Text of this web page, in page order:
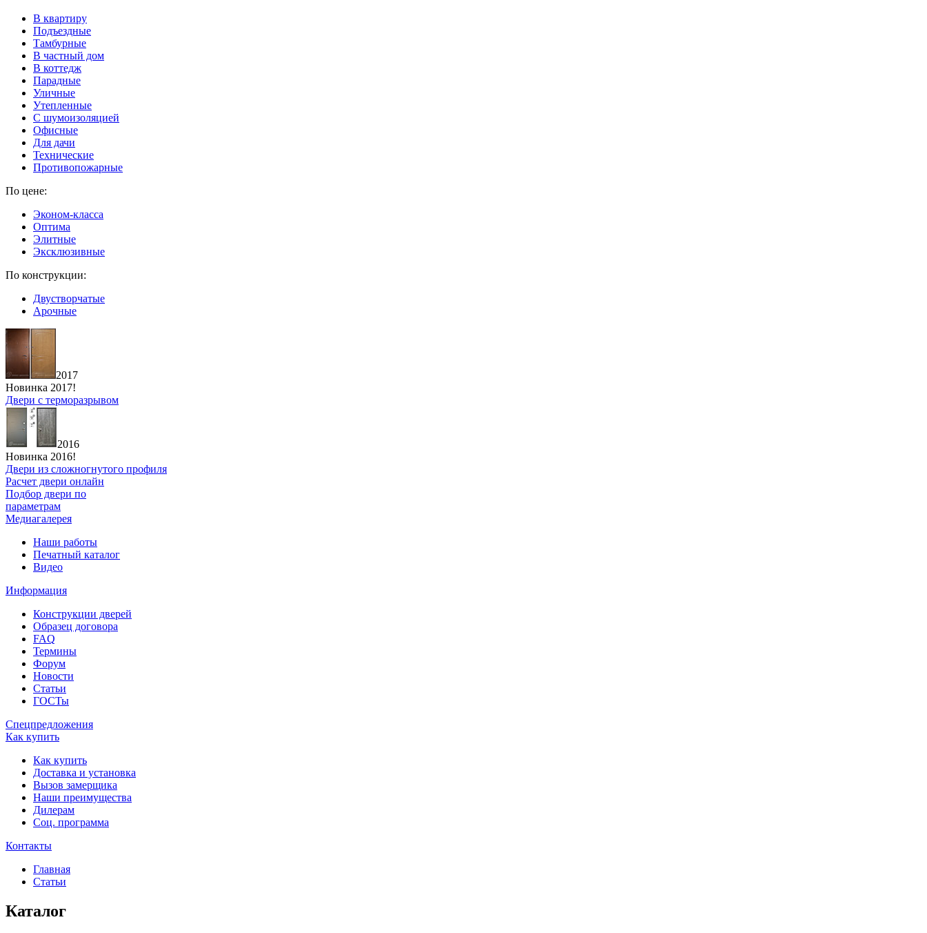
В квартиру
Подъездные
Тамбурные
В частный дом
В коттедж
Парадные
Уличные
Утепленные
C шумоизоляцией
Офисные
Для дачи
Технические
Противопожарные
По цене:
Эконом-класса
Оптима
Элитные
Эксклюзивные
По конструкции:
Двустворчатые
Арочные
2017
Новинка 2017!
Двери с терморазрывом
2016
Новинка 2016!
Двери из сложногнутого профиля
Расчет двери онлайн
Подбор двери по
параметрам
Медиагалерея
Наши работы
Печатный каталог
Видео
Информация
Конструкции дверей
Образец договора
FAQ
Термины
Форум
Новости
Статьи
ГОСТы
Спецпредложения
Как купить
Как купить
Доставка и установка
Вызов замерщика
Наши преимущества
Дилерам
Соц. программа
Контакты
Главная
Статьи
Каталог